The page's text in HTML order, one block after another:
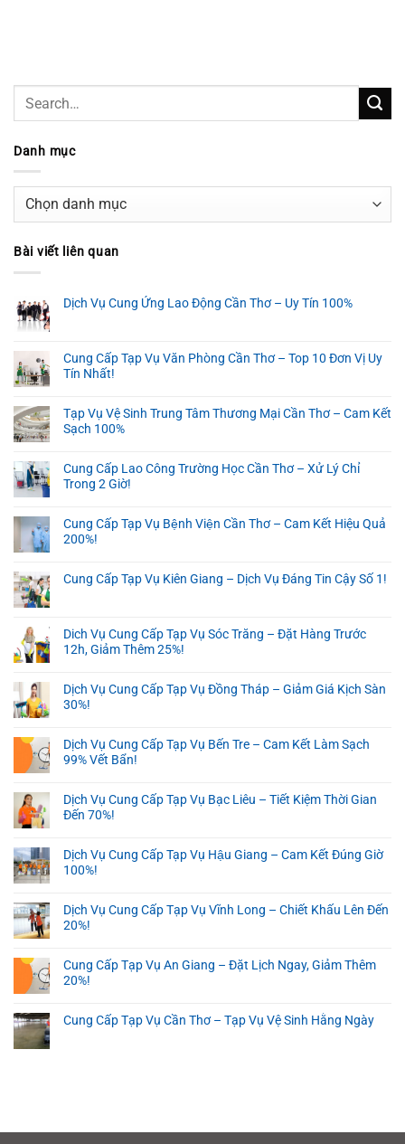
Danh mục
mục
Bài viết liên quan
Dịch Vụ Cung Ứng Lao Động Cần Thơ – Uy Tín 100%
Cung Cấp Tạp Vụ Văn Phòng Cần Thơ – Top 10 Đơn Vị Uy
Tín Nhất!
Tạp Vụ Vệ Sinh Trung Tâm Thương Mại Cần Thơ – Cam Kết
Sạch 100%
Cung Cấp Lao Công Trường Học Cần Thơ – Xử Lý Chỉ
Trong 2 Giờ!
Cung Cấp Tạp Vụ Bệnh Viện Cần Thơ – Cam Kết Hiệu Quả
200%!
Cung Cấp Tạp Vụ Kiên Giang – Dịch Vụ Đáng Tin Cậy Số 1!
Dich Vụ Cung Cấp Tạp Vụ Sóc Trăng – Đặt Hàng Trước
12h, Giảm Thêm 25%!
Dịch Vụ Cung Cấp Tạp Vụ Đồng Tháp – Giảm Giá Kịch Sàn
30%!
Dịch Vụ Cung Cấp Tạp Vụ Bến Tre – Cam Kết Làm Sạch
99% Vết Bẩn!
Dịch Vụ Cung Cấp Tạp Vụ Bạc Liêu – Tiết Kiệm Thời Gian
Đến 70%!
Dịch Vụ Cung Cấp Tạp Vụ Hậu Giang – Cam Kết Đúng Giờ
100%!
Dịch Vụ Cung Cấp Tạp Vụ Vĩnh Long – Chiết Khấu Lên Đến
20%!
Cung Cấp Tạp Vụ An Giang – Đặt Lịch Ngay, Giảm Thêm
20%!
Cung Cấp Tạp Vụ Cần Thơ – Tạp Vụ Vệ Sinh Hằng Ngày